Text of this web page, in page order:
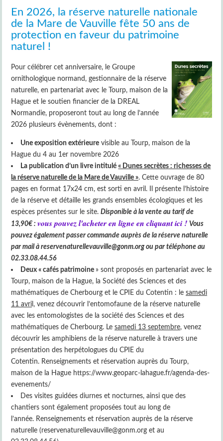
En 2026, la réserve naturelle nationale
de la Mare de Vauville fête 50 ans de
protection en faveur du patrimoine
naturel !
Pour célébrer cet anniversaire, le Groupe
ornithologique normand, gestionnaire de la réserve
naturelle, en partenariat avec le Tourp, maison de la
Hague et le soutien financier de la DREAL
Normandie, proposeront tout au long de l’année
2026 plusieurs évènements, dont :
Une exposition extérieure visible au Tourp, maison de la
Hague du 4 au 1er novembre 2026
La publication d’un livre intitulé« Dunes secrètes : richesses de
la réserve naturelle de la Mare de Vauville ». Cette ouvrage de 80
pages en format 17x24 cm, est sorti en avril. Il présente l’histoire
de la réserve et détaille les grands ensembles écologiques et les
espèces présentes sur le site.Disponible à la vente au tarif de
13,90€ :vous pouvez l'acheter en ligne en cliquant ici !Vous
pouvez également passer commande auprès de la réserve naturelle
par mail à reservenaturellevauville@gonm.org ou par téléphone au
02.33.08.44.56
Deux « cafés patrimoine » sont proposés en partenariat avec le
Tourp, maison de la Hague, la Société des Sciences et des
mathématiques de Cherbourg et le CPIE du Cotentin : lesamedi
11 avri l, venez découvrir l’entomofaune de la réserve naturelle
avec les entomologistes de la société des Sciences et des
mathématiques de Cherbourg. Lesamedi 13 septembre, venez
découvrir les amphibiens de la réserve naturelle à travers une
présentation des herpétologues du CPIE du
Cotentin. Renseignements et réservation auprès du Tourp,
maison de la Hague https://www.geoparc-lahague.fr/agenda-des-
evenements/
Des visites guidées diurnes et nocturnes, ainsi que des
chantiers sont également proposées tout au long de
l’année. Renseignements et réservation auprès de la réserve
naturelle (reservenaturellevauville@gonm.org et au